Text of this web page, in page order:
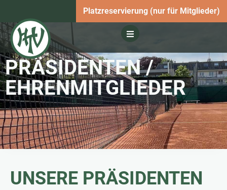
Platzreservierung (nur für Mitglieder)
PRÄSIDENTEN /
EHRENMITGLIEDER
UNSERE PRÄSIDENTEN